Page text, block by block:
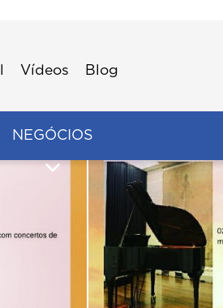
Vídeos Blog
NEGÓCIOS